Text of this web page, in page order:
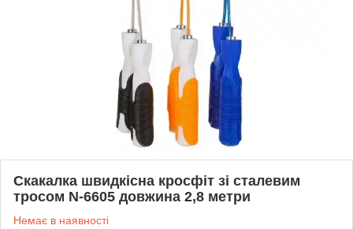
Скакалка швидкісна кросфіт зі сталевим
тросом N-6605 довжина 2,8 метри
Немає в наявності